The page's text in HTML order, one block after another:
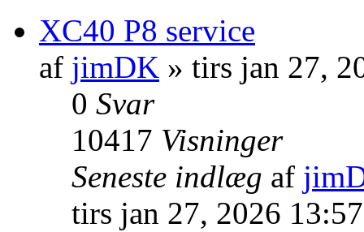
XC40 P8 service
af jimDK » tirs jan 27,
0 Svar
10417 Visninger
Seneste indlæg af
tirs jan 27, 2026